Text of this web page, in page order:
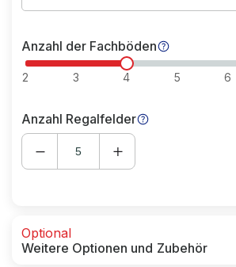
Anzahl der Fachböden
2 3 4 5 6
Anzahl Regalfelder
Optional
Weitere Optionen und Zubehör